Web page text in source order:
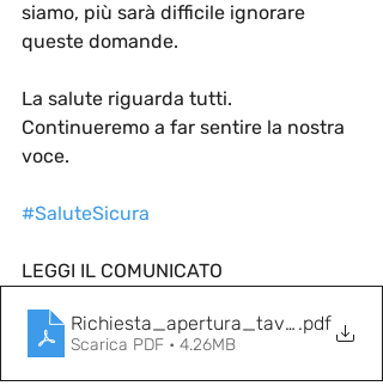
siamo, più sarà difficile ignorare
queste domande.
La salute riguarda tutti.
Continueremo a far sentire la nostra
voce.
#SaluteSicura
LEGGI IL COMUNICATO
.pdf
Scarica PDF • 4.26MB